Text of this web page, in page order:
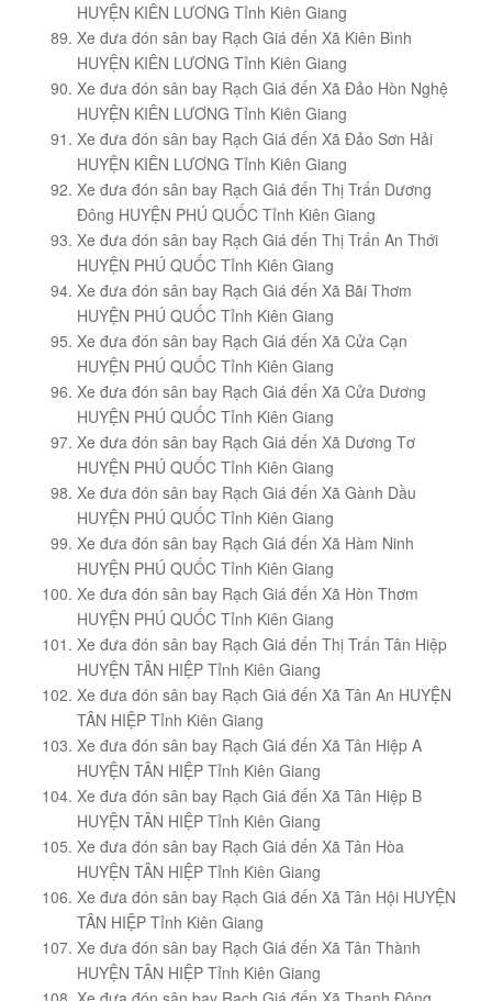
HUYỆN KIÊN LƯƠNG Tỉnh Kiên Giang
Xe đưa đón sân bay Rạch Giá đến Xã Kiên Bình
HUYỆN KIÊN LƯƠNG Tỉnh Kiên Giang
Xe đưa đón sân bay Rạch Giá đến Xã Đảo Hòn Nghệ
HUYỆN KIÊN LƯƠNG Tỉnh Kiên Giang
Xe đưa đón sân bay Rạch Giá đến Xã Đảo Sơn Hải
HUYỆN KIÊN LƯƠNG Tỉnh Kiên Giang
Xe đưa đón sân bay Rạch Giá đến Thị Trấn Dương
Đông HUYỆN PHÚ QUỐC Tỉnh Kiên Giang
Xe đưa đón sân bay Rạch Giá đến Thị Trấn An Thới
HUYỆN PHÚ QUỐC Tỉnh Kiên Giang
Xe đưa đón sân bay Rạch Giá đến Xã Bãi Thơm
HUYỆN PHÚ QUỐC Tỉnh Kiên Giang
Xe đưa đón sân bay Rạch Giá đến Xã Cửa Cạn
HUYỆN PHÚ QUỐC Tỉnh Kiên Giang
Xe đưa đón sân bay Rạch Giá đến Xã Cửa Dương
HUYỆN PHÚ QUỐC Tỉnh Kiên Giang
Xe đưa đón sân bay Rạch Giá đến Xã Dương Tơ
HUYỆN PHÚ QUỐC Tỉnh Kiên Giang
Xe đưa đón sân bay Rạch Giá đến Xã Gành Dầu
HUYỆN PHÚ QUỐC Tỉnh Kiên Giang
Xe đưa đón sân bay Rạch Giá đến Xã Hàm Ninh
HUYỆN PHÚ QUỐC Tỉnh Kiên Giang
Xe đưa đón sân bay Rạch Giá đến Xã Hòn Thơm
HUYỆN PHÚ QUỐC Tỉnh Kiên Giang
Xe đưa đón sân bay Rạch Giá đến Thị Trấn Tân Hiệp
HUYỆN TÂN HIỆP Tỉnh Kiên Giang
Xe đưa đón sân bay Rạch Giá đến Xã Tân An HUYỆN
TÂN HIỆP Tỉnh Kiên Giang
Xe đưa đón sân bay Rạch Giá đến Xã Tân Hiệp A
HUYỆN TÂN HIỆP Tỉnh Kiên Giang
Xe đưa đón sân bay Rạch Giá đến Xã Tân Hiệp B
HUYỆN TÂN HIỆP Tỉnh Kiên Giang
Xe đưa đón sân bay Rạch Giá đến Xã Tân Hòa
HUYỆN TÂN HIỆP Tỉnh Kiên Giang
Xe đưa đón sân bay Rạch Giá đến Xã Tân Hội HUYỆN
TÂN HIỆP Tỉnh Kiên Giang
Xe đưa đón sân bay Rạch Giá đến Xã Tân Thành
HUYỆN TÂN HIỆP Tỉnh Kiên Giang